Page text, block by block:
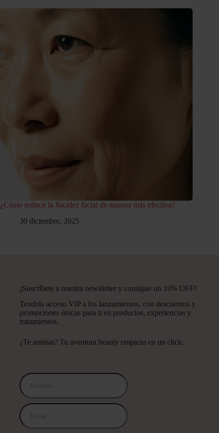
¿Cómo reducir la flacidez facial de manera más efectiva?
30 diciembre, 2025
¡Suscríbete a nuestra newsletter y consigue un 10% OFF!
Tendrás acceso VIP a los lanzamientos, con descuentos y
promociones únicas para ti en productos, experiencias y
tratamientos.
¿Te animas? Tu aventura beauty empieza en un click: